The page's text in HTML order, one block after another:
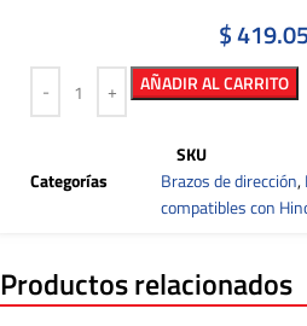
$
AÑADIR AL CARRITO
SKU
Categorías
Brazos de dirección,
compatibles con
Productos relacionados